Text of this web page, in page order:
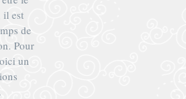
il est
de
Pour
un